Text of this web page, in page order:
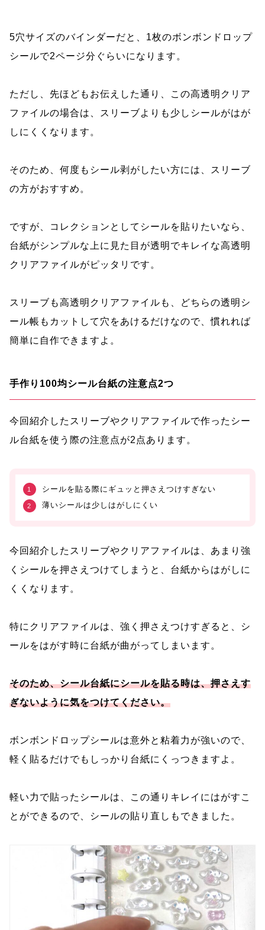
5穴サイズのバインダーだと、1枚のボンボンドロップ
シールで2ページ分ぐらいになります。
ただし、先ほどもお伝えした通り、この高透明クリア
ファイルの場合は、スリーブよりも少しシールがはが
しにくくなります。
そのため、何度もシール剥がしたい方には、スリーブ
の方がおすすめ。
ですが、コレクションとしてシールを貼りたいなら、
台紙がシンプルな上に見た目が透明でキレイな高透明
クリアファイルがピッタリです。
スリーブも高透明クリアファイルも、どちらの透明シ
ール帳もカットして穴をあけるだけなので、慣れれば
簡単に自作できますよ。
手作り100均シール台紙の注意点2つ
今回紹介したスリーブやクリアファイルで作ったシー
ル台紙を使う際の注意点が2点あります。
シールを貼る際にギュッと押さえつけすぎない
薄いシールは少しはがしにくい
今回紹介したスリーブやクリアファイルは、あまり強
くシールを押さえつけてしまうと、台紙からはがしに
くくなります。
特にクリアファイルは、強く押さえつけすぎると、シ
ールをはがす時に台紙が曲がってしまいます。
そのため、シール台紙にシールを貼る時は、押さえす
ぎないように気をつけてください。
ボンボンドロップシールは意外と粘着力が強いので、
軽く貼るだけでもしっかり台紙にくっつきますよ。
軽い力で貼ったシールは、この通りキレイにはがすこ
とができるので、シールの貼り直しもできました。